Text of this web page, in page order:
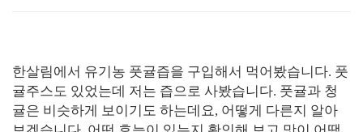
한살림에서 유기농 풋귤즙을 구입해서 먹어봤습니다. 풋
귤주스도 있었는데 저는 즙으로 사봤습니다. 풋귤과 청
귤은 비슷하게 보이기도 하는데요, 어떻게 다른지 알아